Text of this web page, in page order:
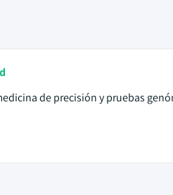
de precisión y pruebas